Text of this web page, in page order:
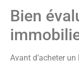
Bien
Avant d’acheter